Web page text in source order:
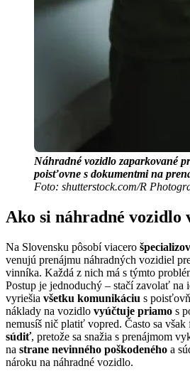
Náhradné vozidlo zaparkované
poisťovne s dokumentmi na
Foto: shutterstock.com/R
Ako si náhradné vozidlo
Na Slovensku pôsobí viacero
venujú prenájmu náhradných vozidiel
vinníka. Každá z nich má s týmto
Postup je jednoduchý – stačí zavolať na
vyriešia všetku komunikáciu s
náklady na vozidlo vyúčtuje priamo s
nemusíš nič platiť vopred. Často sa
súdiť, pretože sa snažia s prenájmom
na strane nevinného poškodeného a
nároku na náhradné vozidlo.